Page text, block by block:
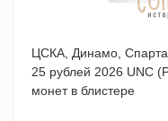
ЦСКА, Динамо,
25 рублей 2026 UNC
монет в блистере